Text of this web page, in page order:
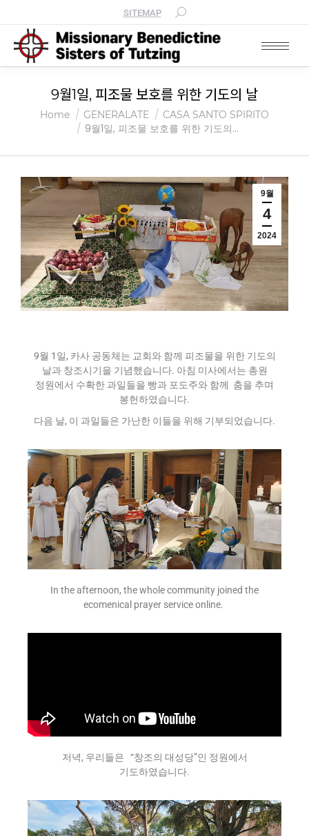
SITEMAP
9월1일, 피조물 보호를 위한 기도의 날
You are here:
Home GENERALATE CASA SANTO SPIRITO
9월1일, 피조물 보호를 위한 기도의…
9월
4
2024
9월 1일, 카사 공동체는 교회와 함께 피조물을 위한 기도의
날과 창조시기을 기념했습니다. 아침 미사에서는 총원
정원에서 수확한 과일들을 빵과 포도주와 함께 춤을 추며
봉헌하였습니다.
다음 날, 이 과일들은 가난한 이들을 위해 기부되었습니다.
In the afternoon, the whole community joined the
ecomenical prayer service online.
저녁, 우리들은 “창조의 대성당”인 정원에서
기도하였습니다.